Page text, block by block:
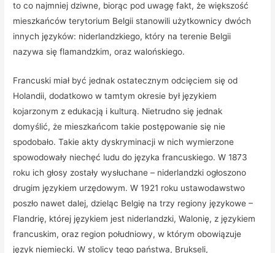
to co najmniej dziwne, biorąc pod uwagę fakt, że większość
mieszkańców terytorium Belgii stanowili użytkownicy dwóch
innych języków: niderlandzkiego, który na terenie Belgii
nazywa się flamandzkim, oraz walońskiego.
Francuski miał być jednak ostatecznym odcięciem się od
Holandii, dodatkowo w tamtym okresie był językiem
kojarzonym z edukacją i kulturą. Nietrudno się jednak
domyślić, że mieszkańcom takie postępowanie się nie
spodobało. Takie akty dyskryminacji w nich wymierzone
spowodowały niechęć ludu do języka francuskiego. W 1873
roku ich głosy zostały wysłuchane – niderlandzki ogłoszono
drugim językiem urzędowym. W 1921 roku ustawodawstwo
poszło nawet dalej, dzieląc Belgię na trzy regiony językowe –
Flandrię, której językiem jest niderlandzki, Walonię, z językiem
francuskim, oraz region południowy, w którym obowiązuje
język niemiecki. W stolicy tego państwa, Brukseli,